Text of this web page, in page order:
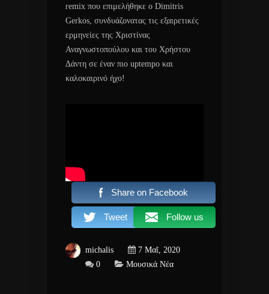
remix που επιμελήθηκε ο Dimitris
Gerkos, συνδυάζονατας τις εξαιρετικές
ερμηνείες της Χριστίνας
Αναγνωστοπούλου και του Χρήστου
Δάντη σε έναν πιο uptempo και
καλοκαιρινό ήχο!
Share on Facebook
Tweet Follow us
michalis
7 Μαΐ, 2020
0
Μουσικά Νέα